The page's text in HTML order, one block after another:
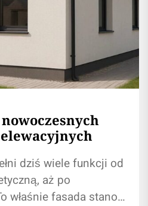
dziś wiele funkcji od
aż po
właśnie fasada stanowi